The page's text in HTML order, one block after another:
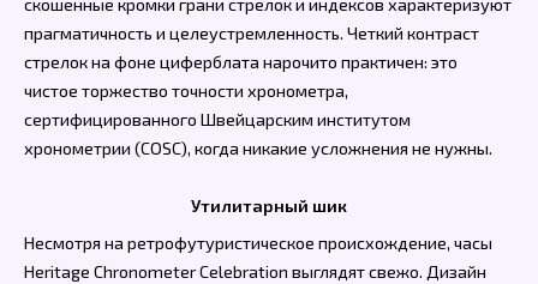
скошенные кромки грани стрелок и индексов характеризуют
прагматичность и целеустремленность. Четкий контраст
стрелок на фоне циферблата нарочито практичен: это
чистое торжество точности хронометра,
сертифицированного Швейцарским институтом
хронометрии (COSC), когда никакие усложнения не нужны.
Утилитарный шик
Несмотря на ретрофутуристическое происхождение, часы
Heritage Chronometer Celebration выглядят свежо. Дизайн